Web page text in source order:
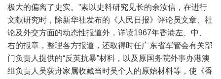
极大的偏离了史实。”素以史料研究见长的余汝信，在进行
文献研究时，除新华社发布的《人民日报》评论员文章、社
论及外交方面的动态性报道外，详读1967年香港左、中、
右的报章，整理各方报道，还取得时任广东省军管会有关部
门负责人提供的“反英抗暴”材料，以及原国务院外事办港澳
组负责人吴荻舟家属收藏当时吴个人的原始材料等，使《香